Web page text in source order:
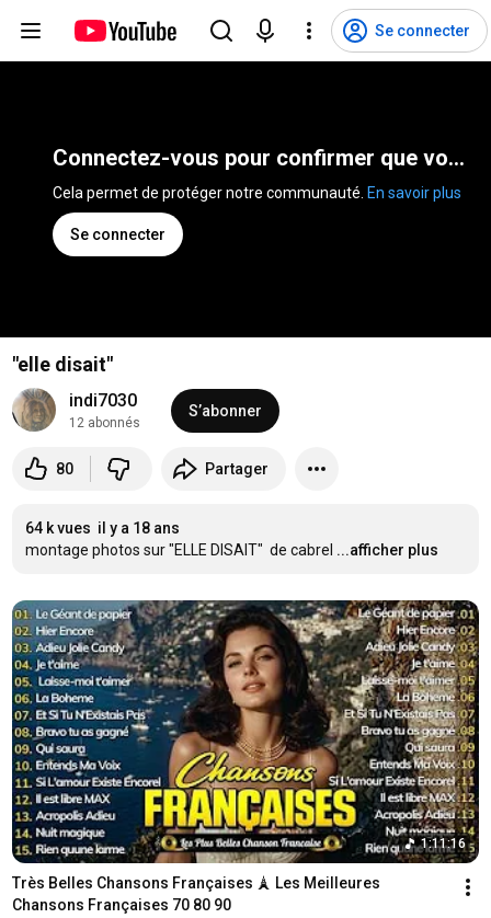
Se connecter
Connectez-vous pour confirmer que vous n'êtes pas un robot
En savoir plus
Se connecter
"elle disait"
indi7030
12 abonnés
S’abonner
80 Partager
64 k vues il y a 18 ans
montage photos sur "ELLE DISAIT"  de cabrel ...afficher plus
1:11:16
Très Belles Chansons Françaises 🗼 Les Meilleures
Chansons Françaises 70 80 90